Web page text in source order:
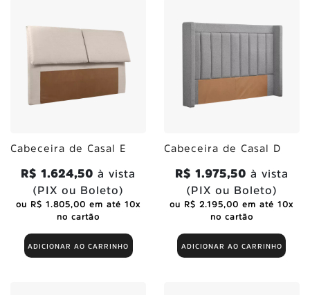
Cabeceira de Casal E
ADICIONAR AO CARRINHO
R$ 1.624,50 à vista
(PIX ou Boleto)
ou R$ 1.805,00 em até 10x
no cartão
Cabeceira de Casal D
ADICIONAR AO CARRINHO
R$ 1.975,50 à vista
(PIX ou Boleto)
ou R$ 2.195,00 em até 10x
no cartão